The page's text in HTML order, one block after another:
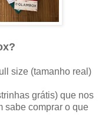
size (tamanho real)
grátis) que nos
sabe comprar o que